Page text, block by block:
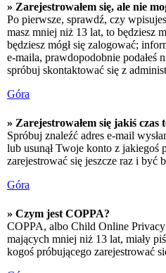
» Zarejestrowałem się, ale nie
Po pierwsze, sprawdź, czy
masz mniej niż 13 lat, to będziesz
będziesz mógł się zalogować;
e-maila, prawdopodobnie podałeś
spróbuj skontaktować się z
Góra
» Zarejestrowałem się jakiś czas
Spróbuj znaleźć adres e-mail
lub usunął Twoje konto z jakiegoś
zarejestrować się jeszcze raz i być
Góra
» Czym jest COPPA?
COPPA, albo Child Online
mających mniej niż 13 lat, miały
kogoś próbującego zarejestrować